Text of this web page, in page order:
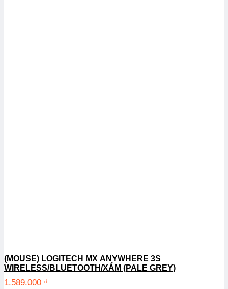
(MOUSE) LOGITECH MX ANYWHERE 3S
WIRELESS/BLUETOOTH/XÁM (PALE GREY)
1.589.000 ₫